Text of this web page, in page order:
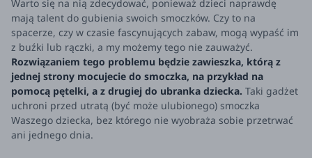
Warto się na nią zdecydować, ponieważ dzieci naprawdę
mają talent do gubienia swoich smoczków. Czy to na
spacerze, czy w czasie fascynujących zabaw, mogą wypaść im
z buźki lub rączki, a my możemy tego nie zauważyć.
Rozwiązaniem tego problemu będzie zawieszka, którą z
jednej strony mocujecie do smoczka, na przykład na
pomocą pętelki, a z drugiej do ubranka dziecka. Taki gadżet
uchroni przed utratą (być może ulubionego) smoczka
Waszego dziecka, bez którego nie wyobraża sobie przetrwać
ani jednego dnia.